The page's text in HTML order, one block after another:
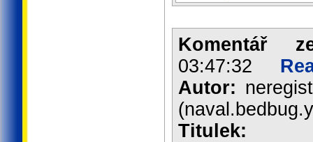
Komentář
03:47:32
Autor:
Titulek: